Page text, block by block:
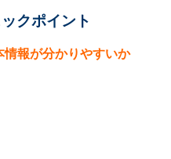
クポイント
報が分かりやすいか